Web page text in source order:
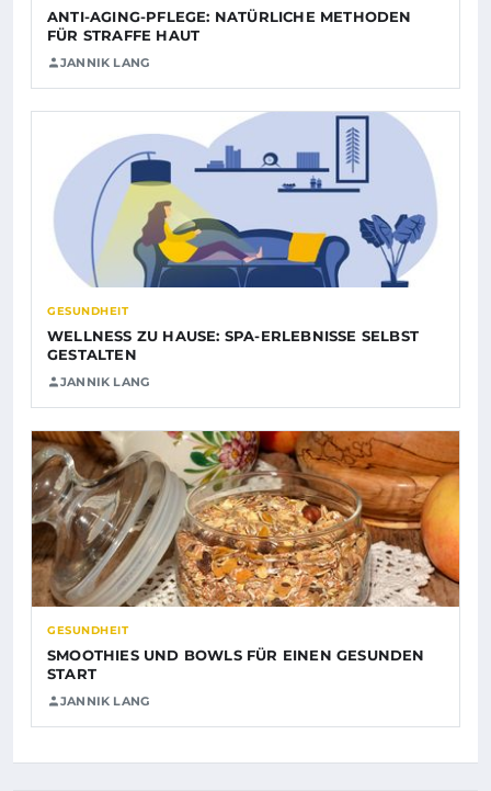
ANTI-AGING-PFLEGE: NATÜRLICHE METHODEN
FÜR STRAFFE HAUT
JANNIK LANG
GESUNDHEIT
WELLNESS ZU HAUSE: SPA-ERLEBNISSE SELBST
GESTALTEN
JANNIK LANG
GESUNDHEIT
SMOOTHIES UND BOWLS FÜR EINEN GESUNDEN
START
JANNIK LANG